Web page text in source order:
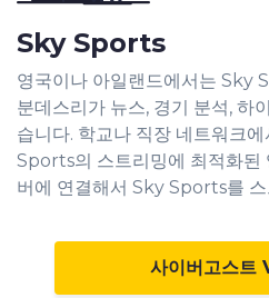
Sky Sports
영국이나 아일랜드에서는 Sky
분데스리가 뉴스, 경기 분석, 하
습니다. 학교나 직장 네트워크
Sports의 스트리밍에 최적화
버에 연결해서 Sky Sports를
사이버고스트